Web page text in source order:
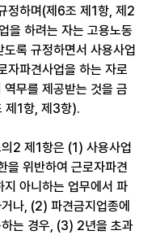
정하며(제6조 제1항, 제2
을 하려는 자는 고용노동
록 규정하면서 사용사업
자파견사업을 하는 자로
무를 제공받는 것을 금
제1항, 제3항).
2 제1항은 (1) 사용사업
을 위반하여 근로자파견
지 아니하는 업무에서 파
나, (2) 파견금지업종에
는 경우, (3) 2년을 초과